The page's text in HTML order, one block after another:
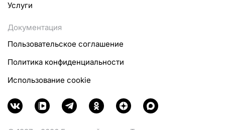
Услуги
Документация
Пользовательское соглашение
Политика конфиденциальности
Использование cookie